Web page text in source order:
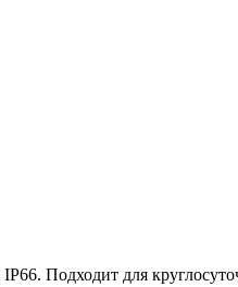
Подходит для